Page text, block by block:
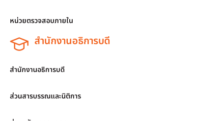
หน่วยตรวจสอบภายใน
สำนักงานอธิการบดี
สำนักงานอธิการบดี
ส่วนสารบรรณและนิติการ